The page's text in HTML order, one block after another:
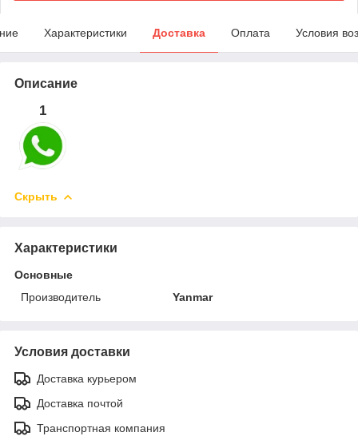
Характеристики Доставка Оплата Условия
Описание
1
Скрыть
Характеристики
Основные
Производитель
Yanmar
Условия доставки
Доставка курьером
Доставка почтой
Транспортная компания